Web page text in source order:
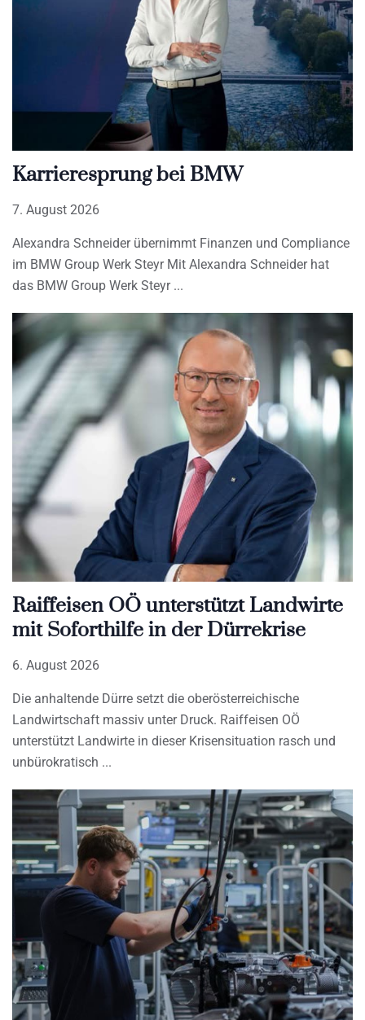
Karrieresprung bei BMW
7. August 2026
Alexandra Schneider übernimmt Finanzen und Compliance
im BMW Group Werk Steyr Mit Alexandra Schneider hat
das BMW Group Werk Steyr
Raiffeisen OÖ unterstützt Landwirte
mit Soforthilfe in der Dürrekrise
6. August 2026
Die anhaltende Dürre setzt die oberösterreichische
Landwirtschaft massiv unter Druck. Raiffeisen OÖ
unterstützt Landwirte in dieser Krisensituation rasch und
unbürokratisch